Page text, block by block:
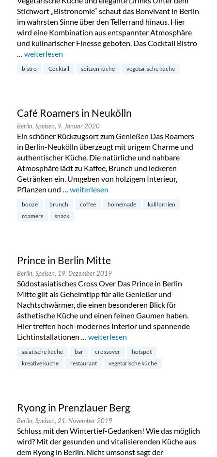
Stichwort „Bistronomie“ schaut das Bonvivant in Berlin
im wahrsten Sinne über den Tellerrand hinaus. Hier
wird eine Kombination aus entspannter Atmosphäre
und kulinarischer Finesse geboten. Das Cocktail Bistro
… „Bonvivant Cocktail Bistro in Schöneberg“
weiterlesen
bistro Cocktail spitzenküche vegetarische küche
Café Roamers in Neukölln
Berlin, Speisen, 9. Januar 2020
Ein schöner Rückzugsort zum Genießen Das Roamers
in Berlin-Neukölln überzeugt mit urigem Charme und
authentischer Küche. Die natürliche und nahbare
Atmosphäre lädt zu Kaffee, Brunch und leckeren
Getränken ein. Umgeben von holzigem Interieur,
Pflanzen und … „Café Roamers in Neukölln“
weiterlesen
booze brunch coffee homemade
kalifornien
roamers
snack
Prince in Berlin Mitte
Berlin, Speisen, 19. Dezember 2019
Südostasiatisches Cross Over Das Prince in Berlin
Mitte gilt als Geheimtipp für alle Genießer und
Nachtschwärmer, die einen besonderen Blick für
ästhetische Küche und einen feinen Gaumen haben.
Hier treffen hoch-modernes Interior und spannende
Lichtinstallationen … „Prince in Berlin Mitte“
weiterlesen
asiatische küche bar crossover
hotspot
kreative küche
restaurant vegetarische küche
Ryong in Prenzlauer Berg
Berlin, Speisen, 21. November 2019
Schluss mit den Wintertief-Gedanken! Wie das möglich
wird? Mit der gesunden und vitalisierenden Küche aus
dem Ryong in Berlin. Nicht umsonst sagt der